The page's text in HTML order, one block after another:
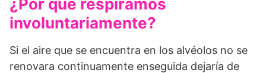
involuntariamente?
Si el aire que se encuentra en los alvéolos no se
renovara continuamente enseguida dejaría de